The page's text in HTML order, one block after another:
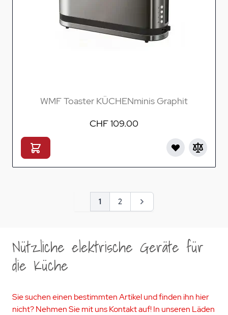
WMF Toaster KÜCHENminis Graphit
CHF 109.00
Seite
Sie lesen gerade Seite
1 Seite
2 Seite
Nützliche elektrische Geräte für
die Küche
Sie suchen einen bestimmten Artikel und finden ihn hier
nicht? Nehmen Sie mit uns Kontakt auf! In unseren Läden